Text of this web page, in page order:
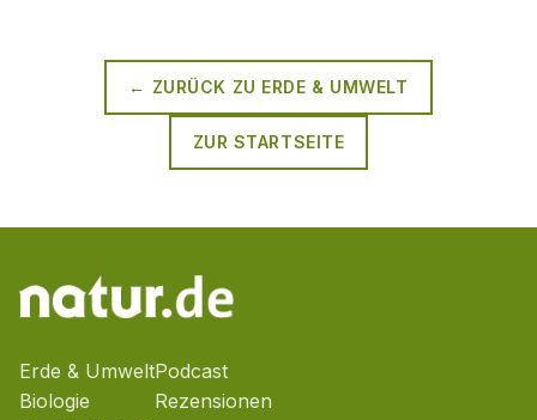
← ZURÜCK ZU ERDE & UMWELT
ZUR STARTSEITE
Erde & Umwelt
Biologie
Podcast
Rezensionen